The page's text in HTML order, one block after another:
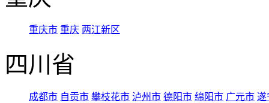
重庆市 重庆 两江新区
四川省
成都市 自贡市 攀枝花市 泸州市 德阳市 绵阳市 广元市 遂